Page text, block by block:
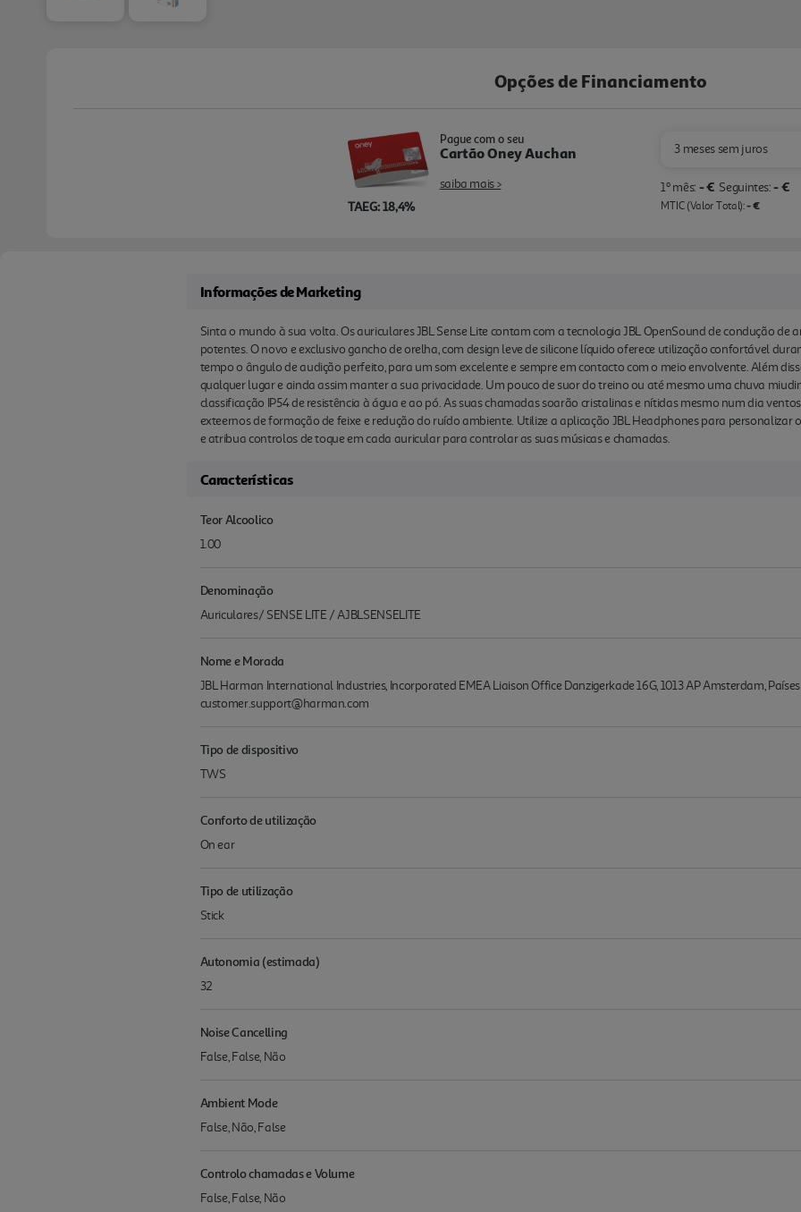
Opções de Financiamento
TAEG: 18,4%
Pague com o seu
Cartão Oney Auchan
saiba mais >
3 meses sem juros
1º mês: - € Seguintes: - €
MTIC (Valor Total):- €
Informações de Marketing
Sinta o mundo à sua volta. Os auriculares JBL Sense Lite contam com a tecnologia JBL OpenSound de condução de
potentes. O novo e exclusivo gancho de orelha, com design leve de silicone líquido oferece utilização confortável
tempo o ângulo de audição perfeito, para um som excelente e sempre em contacto com o meio envolvente. Além
qualquer lugar e ainda assim manter a sua privacidade. Um pouco de suor do treino ou até mesmo uma chuva
classificação IP54 de resistência à água e ao pó. As suas chamadas soarão cristalinas e nítidas mesmo num dia
exteernos de formação de feixe e redução do ruído ambiente. Utilize a aplicação JBL Headphones para personalizar
e atribua controlos de toque em cada auricular para controlar as suas músicas e chamadas.
Características
Teor Alcoolico
1.00
Denominação
Auriculares/ SENSE LITE / AJBLSENSELITE
Nome e Morada
JBL Harman International Industries, Incorporated EMEA Liaison Office Danzigerkade 16G, 1013 AP Amsterdam,
customer.support@harman.com
Tipo de dispositivo
TWS
Conforto de utilização
On ear
Tipo de utilização
Stick
Autonomia (estimada)
32
Noise Cancelling
False, False, Não
Ambient Mode
False, Não, False
Controlo chamadas e Volume
False, False, Não